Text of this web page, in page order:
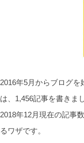
2016年5月からブログを
は、1,456記事を書きま
2018年12月現在の記事
るワザです。